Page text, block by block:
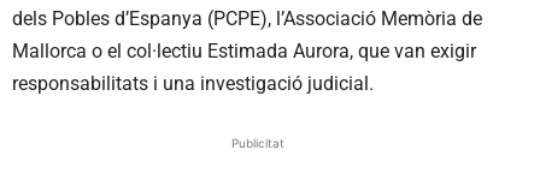
dels Pobles d’Espanya (PCPE), l’Associació Memòria de
Mallorca o el col·lectiu Estimada Aurora, que van exigir
responsabilitats i una investigació judicial.
Publicitat